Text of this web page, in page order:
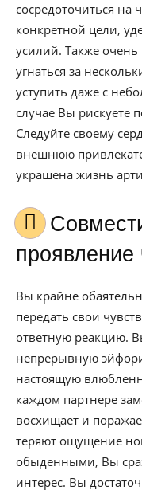
сосредоточиться на
конкретной цели,
усилий. Также очень
угнаться за
уступить даже с
случае Вы рискуете
Следуйте своему
внешнюю
украшена жизнь
Совместимость имени Элия,
проявление
Вы крайне
передать свои
ответную реакцию.
непрерывную
настоящую
каждом партнере
восхищает и
теряют ощущение
обыденными, Вы
интерес. Вы